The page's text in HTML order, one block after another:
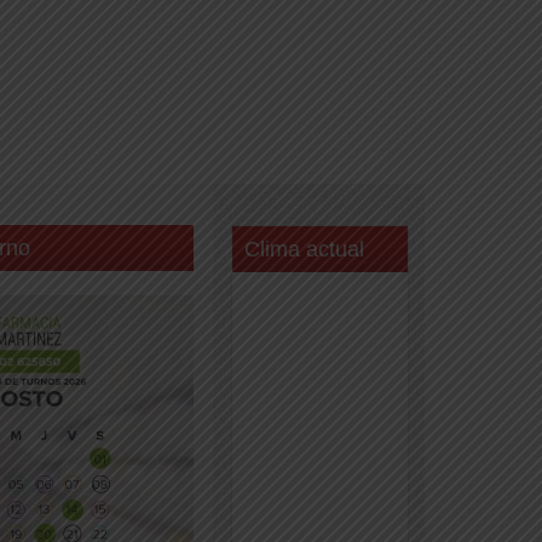
Clima actual